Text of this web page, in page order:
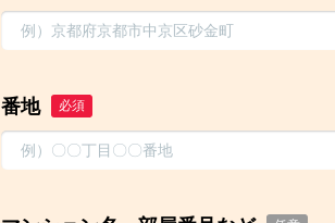
番地 必須